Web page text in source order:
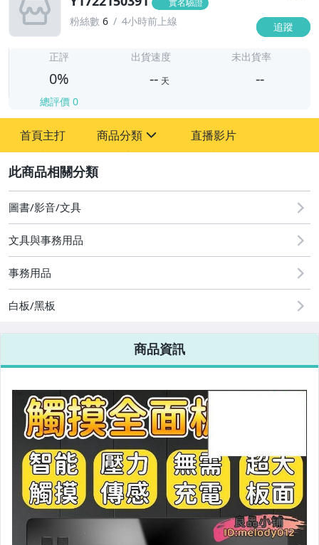
實名驗證
粉絲數 6 4小時前上線 追蹤
正評
0%
總評價 0
出貨速度
-- 天
未出貨率
--
首頁主打 商品分類
圖書/影音/文具
古董、藝術與礦石
手機、配件與通訊
美容保養與彩妝
電腦、平板與周邊
運動、戶外與休閒
嬰幼兒與孕婦
汽機車精品百貨
居家、家具與園藝
玩具、模型與公仔
男性精品與服飾
直播影片
圖書/影音/文具
文具與事務用品
事務用品
白板/黑板
商品資訊